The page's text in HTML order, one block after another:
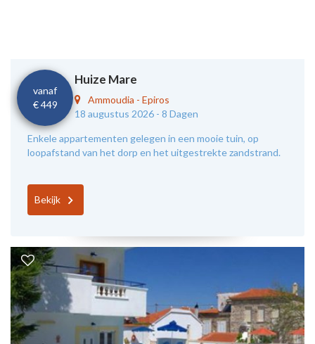
vanaf
€ 449
Huize Mare
Ammoudia - Epiros
18 augustus 2026 - 8 Dagen
Enkele appartementen gelegen in een mooie tuin, op
loopafstand van het dorp en het uitgestrekte zandstrand.
Bekijk